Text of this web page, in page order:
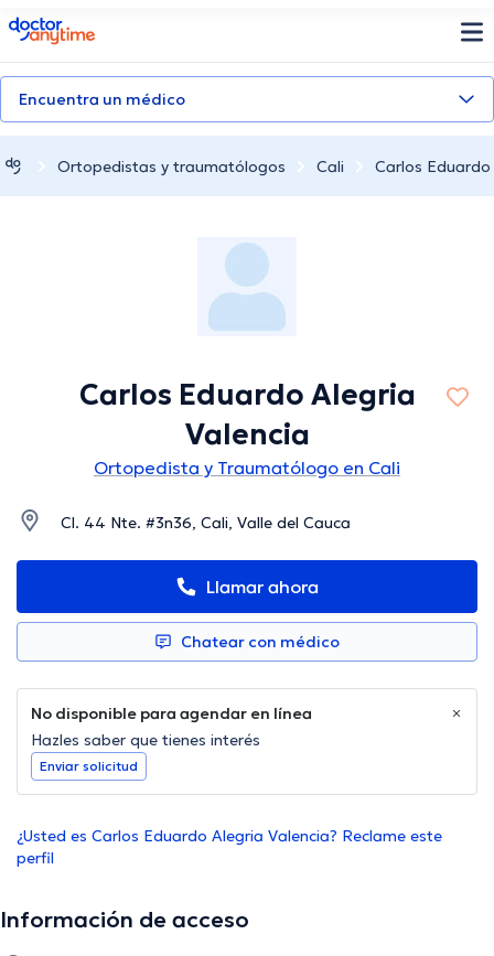
doctoranytime
Encuentra un médico
Ortopedistas y traumatólogos Cali Carlos
Carlos Eduardo Alegria
Valencia
Ortopedista y Traumatólogo en Cali
Cl. 44 Nte. #3n36, Cali, Valle del Cauca
Llamar ahora
Chatear con médico
No disponible para agendar en línea
Hazles saber que tienes interés
Enviar solicitud
¿Usted es Carlos Eduardo Alegria Valencia? Reclame este
perfil
Información de acceso